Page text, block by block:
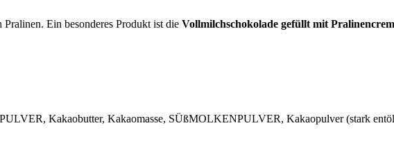
Ein besonderes Produkt ist die Vollmilchschokolade gefüllt mit
Kakaobutter, Kakaomasse, SÜßMOLKENPULVER, Kakaopulver (stark